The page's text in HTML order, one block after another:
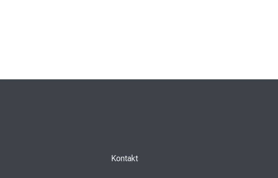
Kontakt